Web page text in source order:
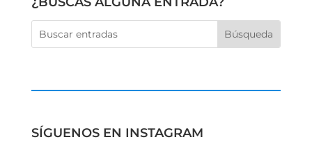
SÍGUENOS EN INSTAGRAM